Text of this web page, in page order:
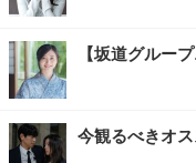
【坂道グルー
今観るべきオ